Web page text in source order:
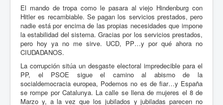
El mando de tropa como le pasara al viejo Hindenburg con
Hitler es recambiable. Se pagan los servicios prestados, pero
nadie está por encima de las propias necesidades que impone
la estabilidad del sistema. Gracias por los servicios prestados,
pero hoy ya no me sirve. UCD, PP…y por qué ahora no
CIUDADANOS.
La corrupción sitúa un desgaste electoral impredecible para el
PP, el PSOE sigue el camino al abismo de la
socialdemocracia europea, Podemos no es de fiar…y España
se rompe por Catalunya. La calle se llena de mujeres el 8 de
Marzo y, a la vez que los jubilados y jubiladas parecen no